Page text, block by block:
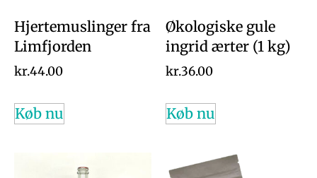
Hjertemuslinger fra
Limfjorden
kr.44.00
Køb nu
Økologiske gule
ingrid ærter (1 kg)
kr.36.00
Køb nu